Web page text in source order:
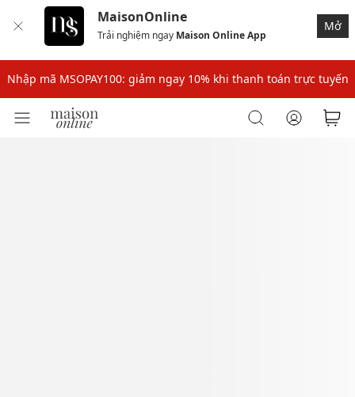
MaisonOnline
Trải nghiệm ngay Maison Online App
Mở
Nhập mã: MSOXINCHAO - Giảm 10% đơn đầu cho thành viên mới!
Nhập mã MSOPAY100: giảm ngay 10% khi thanh toán trực tuyến
Nhập mã: MSOXINCHAO - Giảm 10% đơn đầu cho thành viên mới!